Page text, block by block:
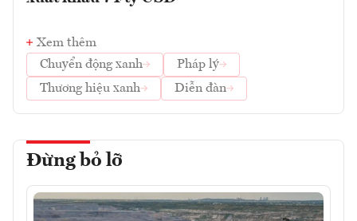
Xem thêm
Chuyển động xanh
Pháp lý
Thương hiệu xanh
Diễn đàn
Đừng bỏ lỡ